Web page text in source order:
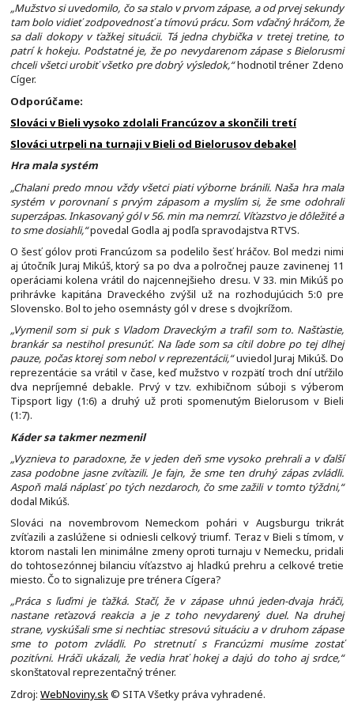
„Mužstvo si uvedomilo, čo sa stalo v prvom zápase, a od prvej sekundy
tam bolo vidieť zodpovednosť a tímovú prácu. Som vďačný hráčom, že
sa dali dokopy v ťažkej situácii. Tá jedna chybička v tretej tretine, to
patrí k hokeju. Podstatné je, že po nevydarenom zápase s Bielorusmi
chceli všetci urobiť všetko pre dobrý výsledok,“hodnotil tréner Zdeno
Cíger.
Odporúčame:
Slováci v Bieli vysoko zdolali Francúzov a skončili tretí
Slováci utrpeli na turnaji v Bieli od Bielorusov debakel
Hra mala systém
„Chalani predo mnou vždy všetci piati výborne bránili. Naša hra mala
systém v porovnaní s prvým zápasom a myslím si, že sme odohrali
superzápas. Inkasovaný gól v 56. min ma nemrzí. Víťazstvo je dôležité a
to sme dosiahli,“povedal Godla aj podľa spravodajstva RTVS.
O šesť gólov proti Francúzom sa podelilo šesť hráčov. Bol medzi nimi
aj útočník Juraj Mikúš, ktorý sa po dva a polročnej pauze zavinenej 11
operáciami kolena vrátil do najcennejšieho dresu. V 33. min Mikúš po
prihrávke kapitána Draveckého zvýšil už na rozhodujúcich 5:0 pre
Slovensko. Bol to jeho osemnásty gól v drese s dvojkrížom.
„Vymenil som si puk s Vladom Draveckým a trafil som to. Našťastie,
brankár sa nestihol presunúť. Na ľade som sa cítil dobre po tej dlhej
pauze, počas ktorej som nebol v reprezentácii,“uviedol Juraj Mikúš. Do
reprezentácie sa vrátil v čase, keď mužstvo v rozpätí troch dní utŕžilo
dva nepríjemné debakle. Prvý v tzv. exhibičnom súboji s výberom
Tipsport ligy (1:6) a druhý už proti spomenutým Bielorusom v Bieli
(1:7).
Káder sa takmer nezmenil
„Vyznieva to paradoxne, že v jeden deň sme vysoko prehrali a v ďalší
zasa podobne jasne zvíťazili. Je fajn, že sme ten druhý zápas zvládli.
Aspoň malá náplasť po tých nezdaroch, čo sme zažili v tomto týždni,“
dodal Mikúš.
Slováci na novembrovom Nemeckom pohári v Augsburgu trikrát
zvíťazili a zaslúžene si odniesli celkový triumf. Teraz v Bieli s tímom, v
ktorom nastali len minimálne zmeny oproti turnaju v Nemecku, pridali
do tohtosezónnej bilanciu víťazstvo aj hladkú prehru a celkové tretie
miesto. Čo to signalizuje pre trénera Cígera?
„Práca s ľuďmi je ťažká. Stačí, že v zápase uhnú jeden-dvaja hráči,
nastane reťazová reakcia a je z toho nevydarený duel. Na druhej
strane, vyskúšali sme si nechtiac stresovú situáciu a v druhom zápase
sme to potom zvládli. Po stretnutí s Francúzmi musíme zostať
pozitívni. Hráči ukázali, že vedia hrať hokej a dajú do toho aj srdce,“
skonštatoval reprezentačný tréner.
Zdroj: WebNoviny.sk© SITA Všetky práva vyhradené.